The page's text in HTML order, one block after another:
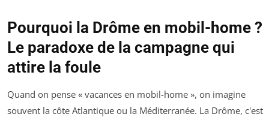
Pourquoi la Drôme en mobil-home ?
Le paradoxe de la campagne qui
attire la foule
Quand on pense « vacances en mobil-home », on imagine
souvent la côte Atlantique ou la Méditerranée. La Drôme, c'est